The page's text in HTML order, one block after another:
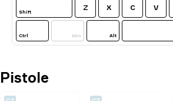
Shift
Z X C V
Ctrl Win Alt
Pistole